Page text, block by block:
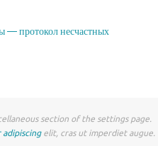
— протокол несчастных
section of the settings page.
elit, cras ut imperdiet augue.